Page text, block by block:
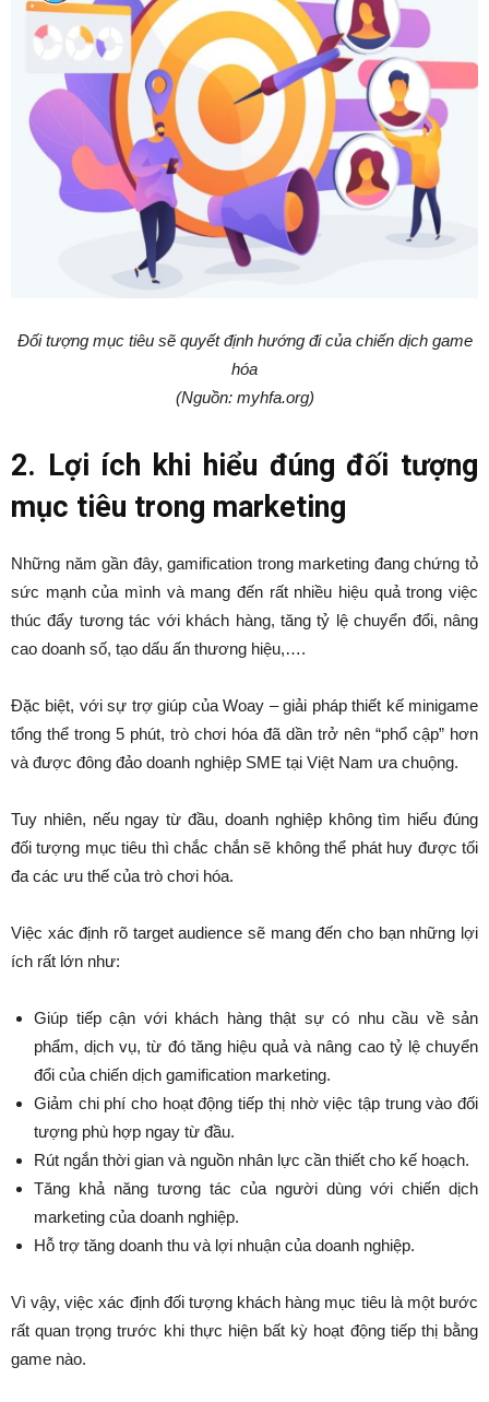
Đối tượng mục tiêu sẽ quyết định hướng đi của chiến dịch game
hóa
(Nguồn: myhfa.org)
2. Lợi ích khi hiểu đúng đối tượng
mục tiêu trong marketing
Những năm gần đây, gamification trong marketing đang chứng tỏ
sức mạnh của mình và mang đến rất nhiều hiệu quả trong việc
thúc đẩy tương tác với khách hàng, tăng tỷ lệ chuyển đổi, nâng
cao doanh số, tạo dấu ấn thương hiệu,….
Đặc biệt, với sự trợ giúp của Woay – giải pháp thiết kế minigame
tổng thể trong 5 phút, trò chơi hóa đã dần trở nên “phổ cập” hơn
và được đông đảo doanh nghiệp SME tại Việt Nam ưa chuộng.
Tuy nhiên, nếu ngay từ đầu, doanh nghiệp không tìm hiểu đúng
đối tượng mục tiêu thì chắc chắn sẽ không thể phát huy được tối
đa các ưu thế của trò chơi hóa.
Việc xác định rõ target audience sẽ mang đến cho bạn những lợi
ích rất lớn như:
Giúp tiếp cận với khách hàng thật sự có nhu cầu về sản
phẩm, dịch vụ, từ đó tăng hiệu quả và nâng cao tỷ lệ chuyển
đổi của chiến dịch gamification marketing.
Giảm chi phí cho hoạt động tiếp thị nhờ việc tập trung vào đối
tượng phù hợp ngay từ đầu.
Rút ngắn thời gian và nguồn nhân lực cần thiết cho kế hoạch.
Tăng khả năng tương tác của người dùng với chiến dịch
marketing của doanh nghiệp.
Hỗ trợ tăng doanh thu và lợi nhuận của doanh nghiệp.
Vì vậy, việc xác định đối tượng khách hàng mục tiêu là một bước
rất quan trọng trước khi thực hiện bất kỳ hoạt động tiếp thị bằng
game nào.